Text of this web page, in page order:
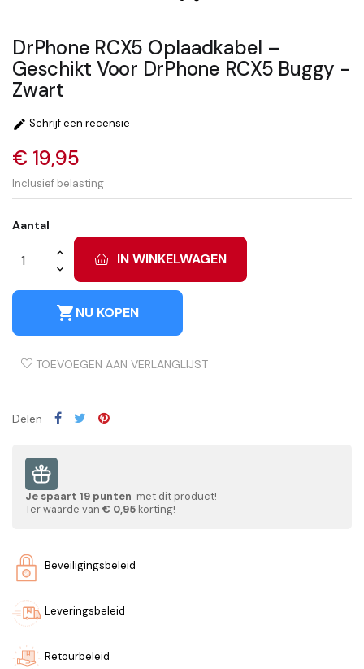
DrPhone RCX5 Oplaadkabel –
Geschikt Voor DrPhone RCX5 Buggy -
Zwart
 Schrijf een recensie
€ 19,95
Inclusief belasting
Aantal
IN WINKELWAGEN
shopping_cartNU KOPEN
TOEVOEGEN AAN VERLANGLIJST
Delen
Je spaart 19 punten met dit product!
Ter waarde van € 0,95 korting!
Beveiligingsbeleid
Leveringsbeleid
Retourbeleid